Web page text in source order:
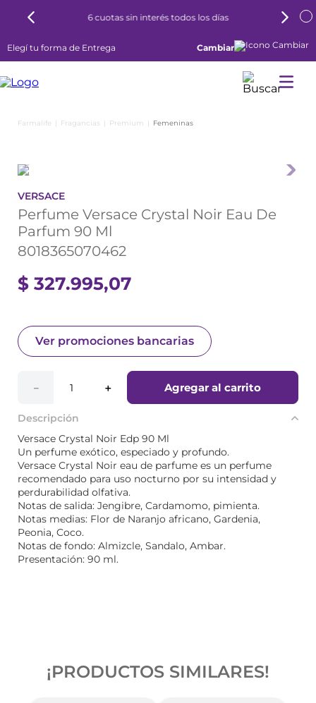
6 cuotas sin interés todos los días
Elegí tu forma de Entrega Cambiar
Fragancias Premium Femeninas
VERSACE
Perfume Versace Crystal Noir Eau De
Parfum 90 Ml
8018365070462
$ 327.995,07
Ver promociones bancarias
＋
－ Agregar al carrito
Descripción
Versace Crystal Noir Edp 90 Ml
Un perfume exótico, especiado y profundo.
Versace Crystal Noir eau de parfume es un perfume
recomendado para uso nocturno por su intensidad y
perdurabilidad olfativa.
Notas de salida: Jengibre, Cardamomo, pimienta.
Notas medias: Flor de Naranjo africano, Gardenia,
Peonia, Coco.
Notas de fondo: Almizcle, Sandalo, Ambar.
Presentación: 90 ml.
¡PRODUCTOS SIMILARES!